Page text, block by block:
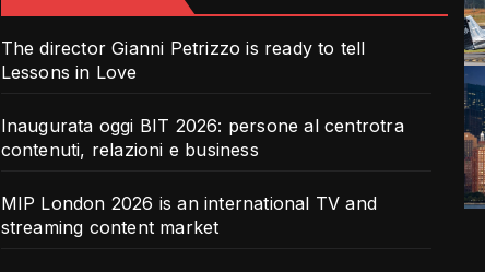
The director Gianni Petrizzo is ready to tell
Lessons in Love
Inaugurata oggi BIT 2026: persone al centrotra
contenuti, relazioni e business
MIP London 2026 is an international TV and
streaming content market